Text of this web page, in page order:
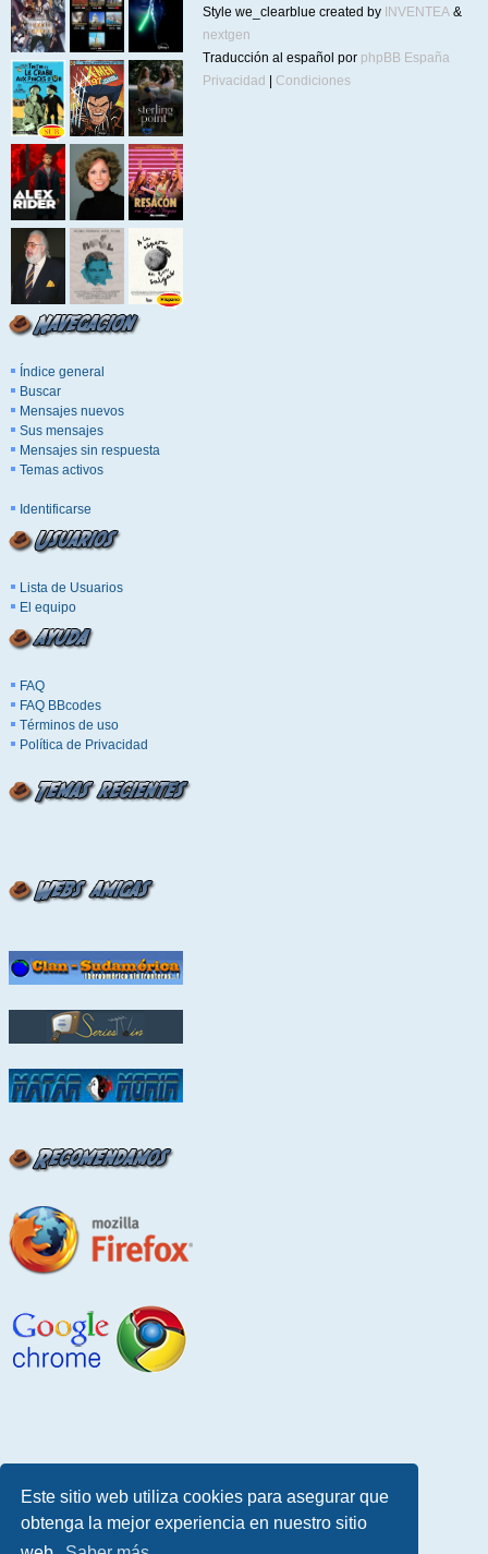
Este sitio web utiliza cookies para asegurar que
obtenga la mejor experiencia en nuestro sitio
Índice general
Buscar
Mensajes nuevos
Sus mensajes
Mensajes sin respuesta
Temas activos
Identificarse
Lista de Usuarios
El equipo
FAQ
FAQ BBcodes
Términos de uso
Política de Privacidad
Style we_clearblue created by INVENTEA &
nextgen
Traducción al español por phpBB España
Privacidad
Condiciones